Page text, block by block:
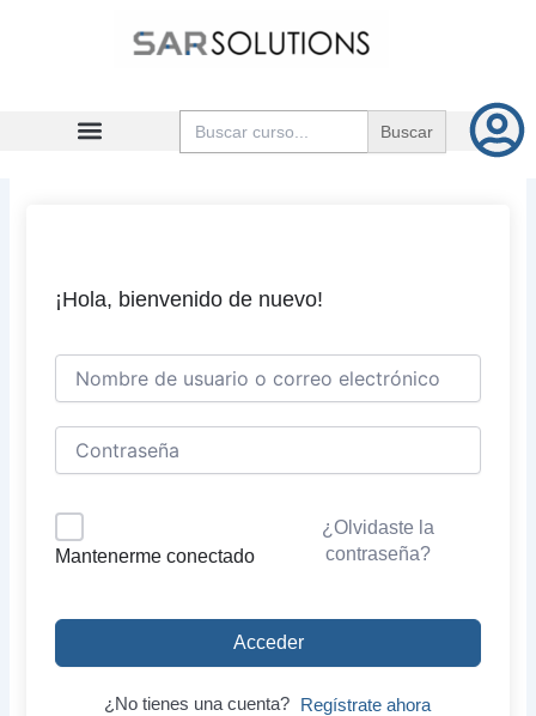
Buscar:
¡Hola, bienvenido de nuevo!
Mantenerme conectado
¿Olvidaste la
contraseña?
Acceder
¿No tienes una cuenta? Regístrate ahora